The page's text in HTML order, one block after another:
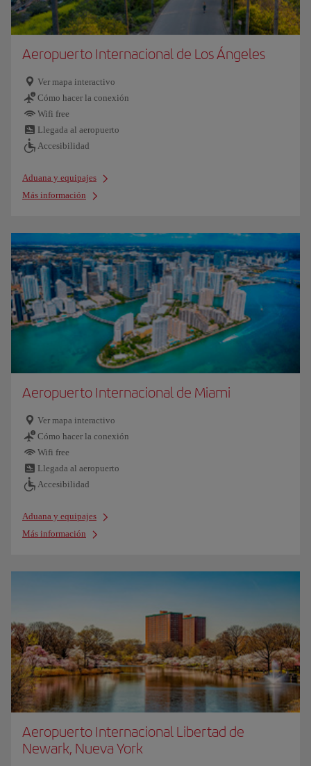
Aeropuerto Internacional de Los Ángeles
Ver mapa interactivo
Cómo hacer la conexión
Wifi free
Llegada al aeropuerto
Accesibilidad
Aduana y equipajes
Más información
Aeropuerto Internacional de Miami
Ver mapa interactivo
Cómo hacer la conexión
Wifi free
Llegada al aeropuerto
Accesibilidad
Aduana y equipajes
Más información
Aeropuerto Internacional Libertad de
Newark, Nueva York